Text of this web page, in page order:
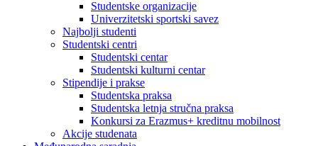
Studentske organizacije
Univerzitetski sportski savez
Najbolji studenti
Studentski centri
Studentski centar
Studentski kulturni centar
Stipendije i prakse
Studentska praksa
Studentska letnja stručna praksa
Konkursi za Erazmus+ kreditnu mobilnost
Akcije studenata